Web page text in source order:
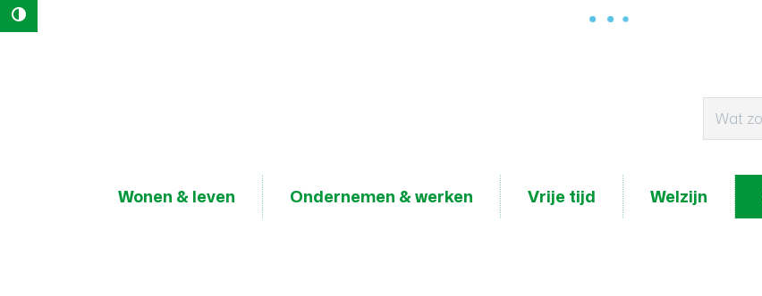
Hoog contrast
Wonen & leven Ondernemen & werken Vrije tijd Welzijn